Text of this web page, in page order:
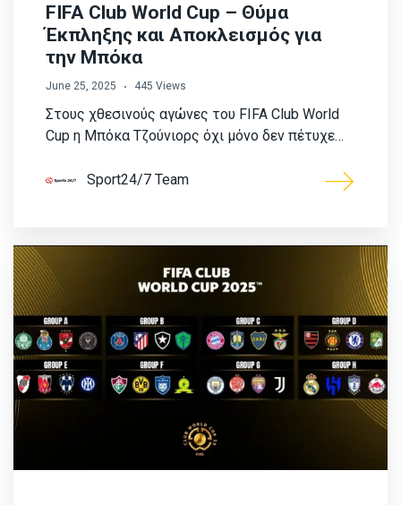
FIFA Club World Cup – Θύμα
Έκπληξης και Αποκλεισμός για
την Μπόκα
June 25, 2025 445 Views
Στους χθεσινούς αγώνες του FIFA Club World
Cup η Μπόκα Τζούνιορς όχι μόνο δεν πέτυχε…
Sport24/7 Team